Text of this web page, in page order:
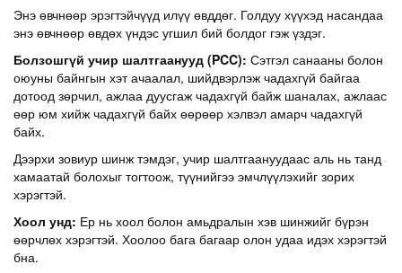
Энэ өвчнөөр эрэгтэйчүүд илүү өвддөг. Голдуу хүүхэд насандаа
энэ өвчнөөр өвдөх үндэс угшил бий болдог гэж үздэг.
Болзошгүй учир шалтгаанууд (PCC): Сэтгэл санааны болон
оюуны байнгын хэт ачаалал, шийдвэрлэж чадахгүй байгаа
дотоод зөрчил, ажлаа дуусгаж чадахгүй байж шаналах, ажлаас
өөр юм хийж чадахгүй байх өөрөөр хэлвэл амарч чадахгүй
байх.
Дээрхи зовиур шинж тэмдэг, учир шалтгаануудаас аль нь танд
хамаатай болохыг тогтоож, түүнийгээ эмчлүүлэхийг зорих
хэрэгтэй.
Хоол унд: Ер нь хоол болон амьдралын хэв шинжийг бүрэн
өөрчлөх хэрэгтэй. Хоолоо бага багаар олон удаа идэх хэрэгтэй
бна.